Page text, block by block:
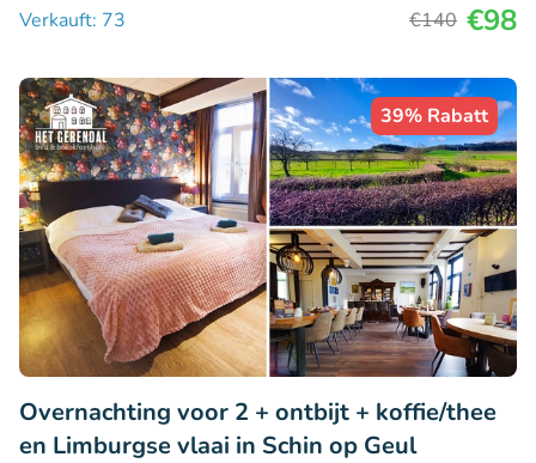
Verkauft: 73
€140 €98
39% Rabatt
Overnachting voor 2 + ontbijt + koffie/thee
en Limburgse vlaai in Schin op Geul